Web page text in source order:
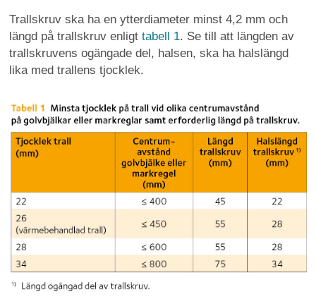
Trallskruv ska ha en ytterdiameter minst 4,2 mm och
längd på trallskruv enligt tabell 1. Se till att längden av
trallskruvens ogängade del, halsen, ska ha halslängd
lika med trallens tjocklek.